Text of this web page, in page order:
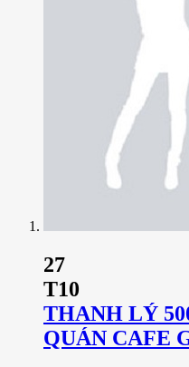
27
T10
THANH LÝ
QUÁN CAFE